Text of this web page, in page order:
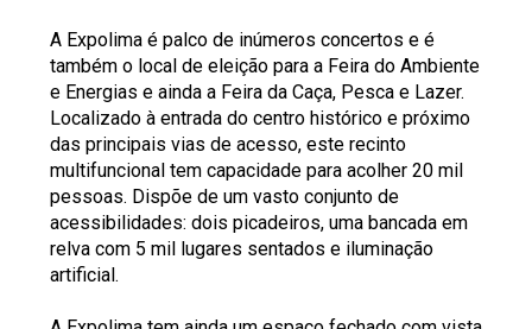
A Expolima é palco de inúmeros concertos e é
também o local de eleição para a Feira do Ambiente
e Energias e ainda a Feira da Caça, Pesca e Lazer.
Localizado à entrada do centro histórico e próximo
das principais vias de acesso, este recinto
multifuncional tem capacidade para acolher 20 mil
pessoas. Dispõe de um vasto conjunto de
acessibilidades: dois picadeiros, uma bancada em
relva com 5 mil lugares sentados e iluminação
artificial.